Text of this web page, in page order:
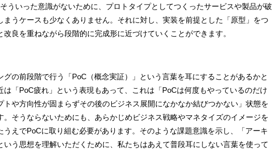
ういった意識がないために、プロトタイプとしてつくったサービスや製品が破
まうケースも少なくありません。それに対し、実装を前提とした「原型」をつ
改良を重ねながら段階的に完成形に近づけていくことができます。
グの前段階で行う「PoC（概念実証）」という言葉を耳にすることがあるかと
は「PoC疲れ」という表現もあって、これは「PoCは何度もやっているのだけ
トや方向性が固まらずその後のビジネス展開になかなか結びつかない」状態を
。そうならないためにも、あらかじめビジネス戦略やマネタイズのイメージを
うえでPoCに取り組む必要があります。そのような課題意識を示し、「アーキ
いう思想を理解いただくために、私たちはあえて普段⽿にしない⾔葉を使って